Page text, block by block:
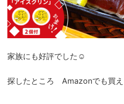
家族にも好評でした☺
探したところ Amazonでも買え